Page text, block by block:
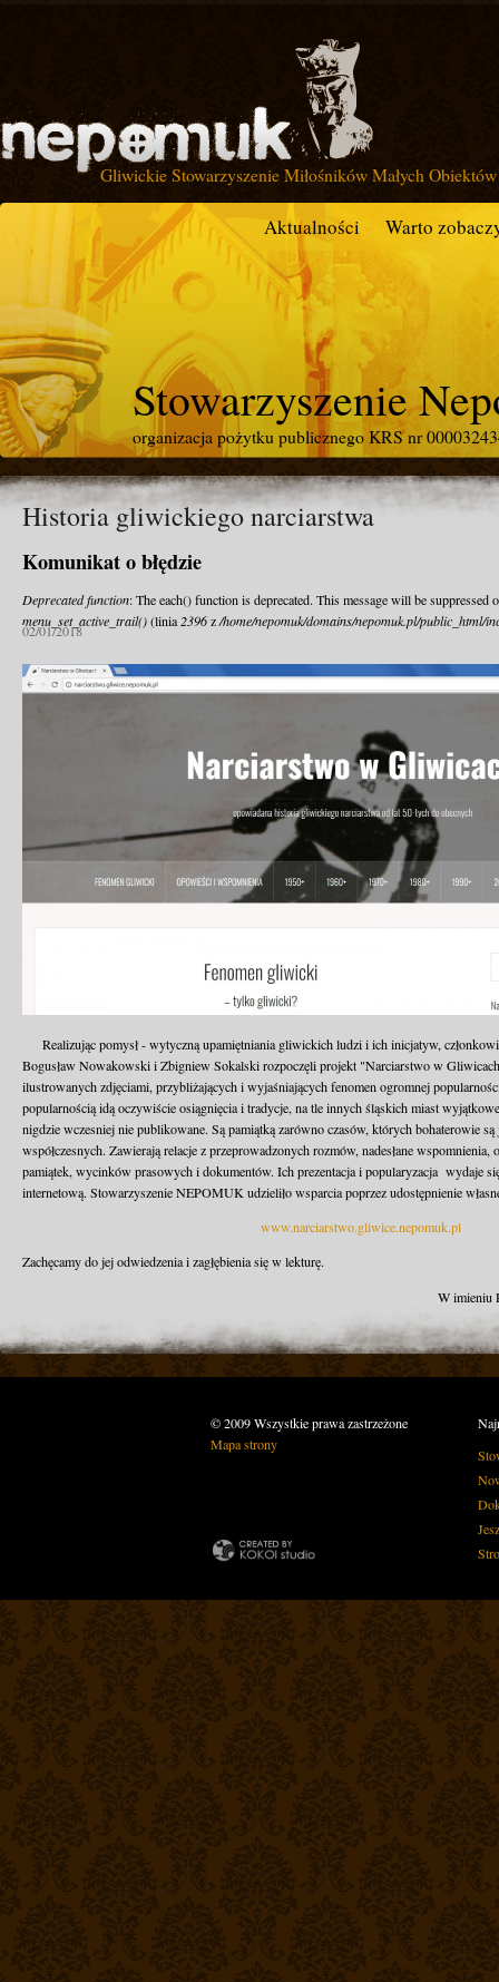
Gliwickie Stowarzyszenie Miłośników Małych
Aktualności Warto
Stowarzyszenie
organizacja pożytku publicznego KRS nr
Historia gliwickiego narciarstwa
Komunikat o błędzie
Deprecated function: The each() function is deprecated. This message will be suppressed
menu_set_active_trail()(linia 2396z/home/nepomuk/domains/nepomuk.pl/public_html/
02/01/2018
Realizując pomysł - wytyczną upamiętniania gliwickich ludzi i ich inicjatyw,
Bogusław Nowakowski i Zbigniew Sokalski rozpoczęli projekt "Narciarstwo w
ilustrowanych zdjęciami, przybliżających i wyjaśniających fenomen ogromnej
popularnością idą oczywiście osiągnięcia i tradycje, na tle innych śląskich miast
nigdzie wczesniej nie publikowane. Są pamiątką zarówno czasów, których bohaterowie
współczesnych. Zawierają relacje z przeprowadzonych rozmów, nadesłane
pamiątek, wycinków prasowych i dokumentów. Ich prezentacja i popularyzacja wydaje
internetową. Stowarzyszenie NEPOMUK udzieliło wsparcia poprzez udostępnienie
www.narciarstwo.gliwice.nepomuk.pl
Zachęcamy do jej odwiedzenia i zagłębienia się w lekturę.
W imieniu
© 2009 Wszystkie prawa zastrzeżone
Mapa strony